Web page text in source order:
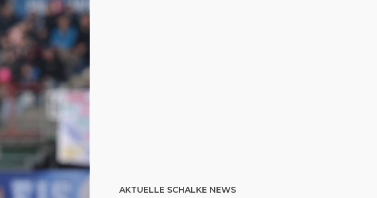
AKTUELLE SCHALKE NEWS